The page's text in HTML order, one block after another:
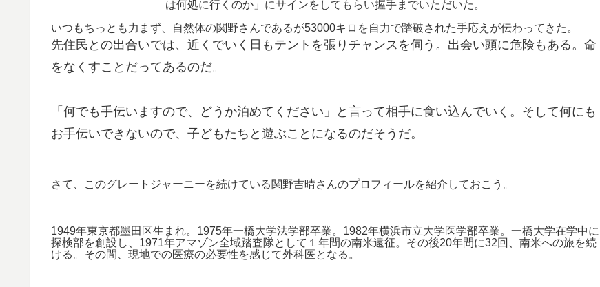
は何処に行くのか」にサインをしてもらい握手までいただいた。
いつもちっとも力まず、自然体の関野さんであるが53000キロを自力で踏破された手応えが伝わってきた。
先住民との出合いでは、近くでいく日もテントを張りチャンスを伺う。出会い頭に危険もある。命
をなくすことだってあるのだ。
「何でも手伝いますので、どうか泊めてください」と言って相手に食い込んでいく。そして何にも
お手伝いできないので、子どもたちと遊ぶことになるのだそうだ。
さて、このグレートジャーニーを続けている関野吉晴さんのプロフィールを紹介しておこう。
1949年東京都墨田区生まれ。1975年一橋大学法学部卒業。1982年横浜市立大学医学部卒業。一橋大学在学中に
探検部を創設し、1971年アマゾン全域踏査隊として１年間の南米遠征。その後20年間に32回、南米への旅を続
ける。その間、現地での医療の必要性を感じて外科医となる。